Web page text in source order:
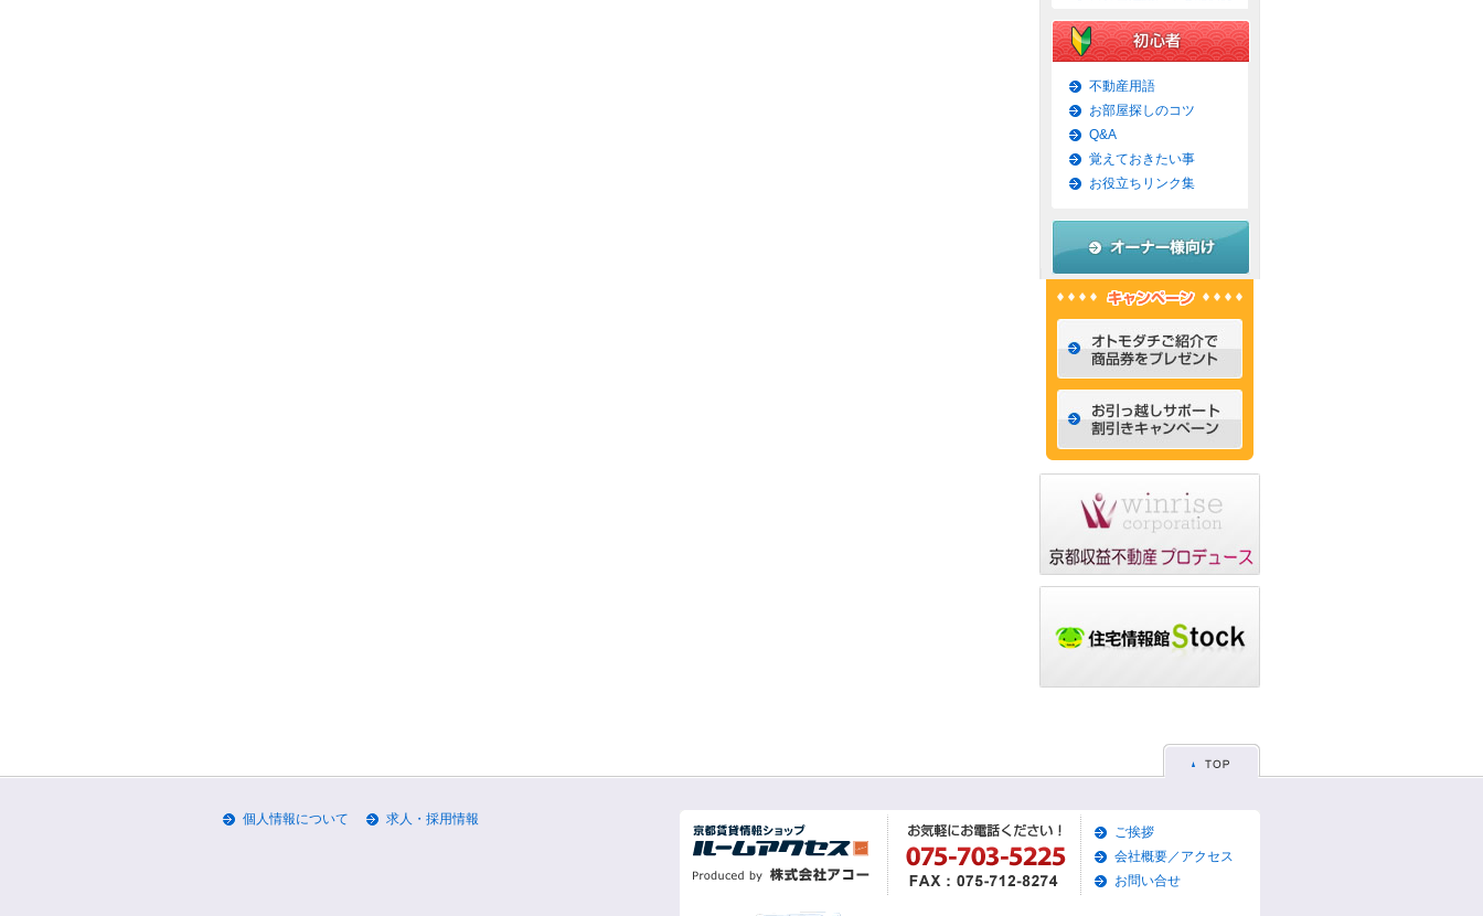
業のお知らせ☆
2015/06/09
☆京都市上京区賃貸お得
な1ＬＤＫマンション☆
2015/06/07
☆京都市左京区賃貸お得
な1Ｋマンション☆
2015/06/02
☆京都市左京区賃貸お得
2015/05/31
な1ＬＤＫマンション☆
☆京都市左京区賃貸おし
ゃれなデザイナーズマン
ション☆
☆京都市左京区賃貸お得
な1ＬＤＫ物件☆
2015/05/28
☆京都市東山区賃貸お得
2015/05/26
な1Ｋマンション☆
物件☆
2015/05/19
☆京都市左京区賃貸築浅1
Ｋマンション☆
2015/05/17
不動産用語
お部屋探しのコツ
Q&A
覚えておきたい事
お役立ちリンク集
個人情報について
求人・採用情報
ご挨拶
会社概要／アクセス
お問い合せ